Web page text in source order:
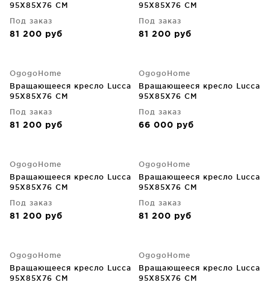
95X85X76 CM
Под заказ
81 200 руб
95X85X76 CM
Под заказ
81 200 руб
OgogoHome
Вращающееся кресло Lucca
95X85X76 CM
Под заказ
81 200 руб
OgogoHome
Вращающееся кресло Lucca
95X85X76 CM
Под заказ
66 000 руб
OgogoHome
Вращающееся кресло Lucca
95X85X76 CM
Под заказ
81 200 руб
OgogoHome
Вращающееся кресло Lucca
95X85X76 CM
Под заказ
81 200 руб
OgogoHome
Вращающееся кресло Lucca
95X85X76 CM
OgogoHome
Вращающееся кресло Lucca
95X85X76 CM